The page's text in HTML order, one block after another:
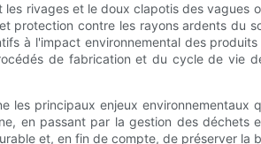
les rivages et le doux clapotis des
protection contre les rayons ardents du
à l'impact environnemental des
de fabrication et du cycle de vie
les principaux enjeux
en passant par la gestion des
et, en fin de compte, de préserver la